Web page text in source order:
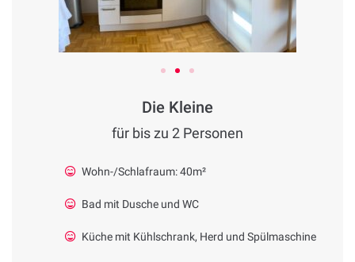
Die Kleine
für bis zu 2 Personen
Wohn-/Schlafraum: 40m²
Bad mit Dusche und WC
Küche mit Kühlschrank, Herd und Spülmaschine